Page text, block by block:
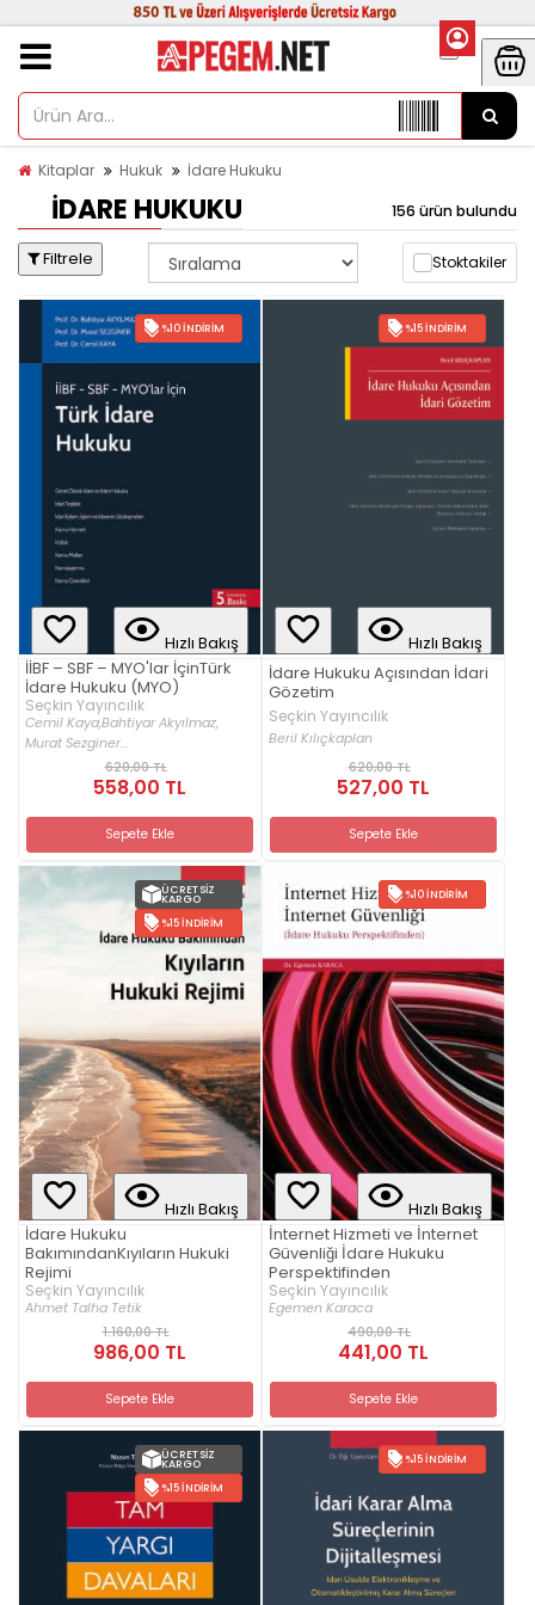
Kitaplar Hukuk İdare Hukuku
İDARE HUKUKU 156 ürün bulundu
Filtrele Stoktakiler
%10 İNDIRIM
Hızlı Bakış
İİBF – SBF – MYO'lar İçinTürk
İdare Hukuku (MYO)
Seçkin Yayıncılık
Cemil Kaya,Bahtiyar Akyılmaz,
Murat Sezginer...
620,00 TL
558,00 TL
Sepete Ekle
%15 İNDIRIM
Hızlı Bakış
İdare Hukuku Açısından İdari
Gözetim
Seçkin Yayıncılık
Beril Kılıçkaplan
620,00 TL
527,00 TL
Sepete Ekle
ÜCRETSIZ
KARGO
%15 İNDIRIM
Hızlı Bakış
İdare Hukuku
BakımındanKıyıların Hukuki
Rejimi
Seçkin Yayıncılık
Ahmet Talha Tetik
1.160,00 TL
986,00 TL
Sepete Ekle
%10 İNDIRIM
Hızlı Bakış
İnternet Hizmeti ve İnternet
Güvenliği İdare Hukuku
Perspektifinden
Seçkin Yayıncılık
Egemen Karaca
490,00 TL
441,00 TL
Sepete Ekle
ÜCRETSIZ
KARGO
%15 İNDIRIM
%15 İNDIRIM